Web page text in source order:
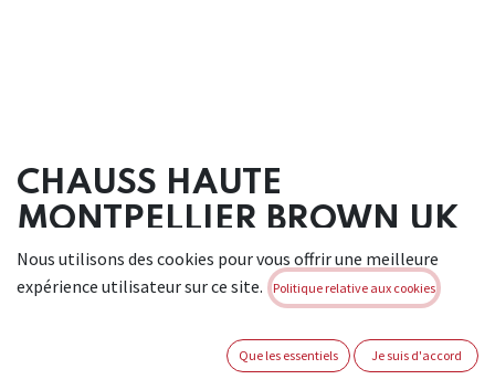
CHAUSS HAUTE
MONTPELLIER BROWN UK
S3S CI SC FO SR (1PR)
Chaussure haute en cuir nubuck hydrofuge, pourvue d'un
Pourvue d'une doublure réspirante en DryTherm. Semelle
PU/TPU, résistant à l'abrasion et aux huiles minérales et
Nous utilisons des cookies pour vous offrir une meilleure
expérience utilisateur sur ce site.
Politique relative aux cookies
Que les essentiels Je suis d'accord